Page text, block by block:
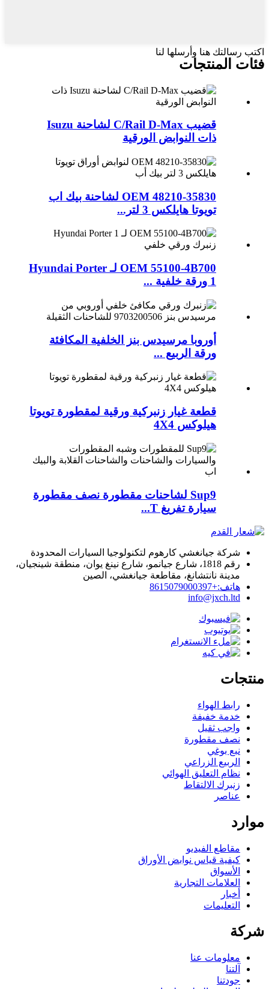
اكتب رسالتك هنا وأرسلها لنا
فئات المنتجات
قضيب C/Rail D-Max لشاحنة Isuzu
ذات النوابض الورقية
OEM 48210-35830 لشاحنة بيك اب
تويوتا هايلكس 3 لتر...
OEM 55100-4B700 لـ Hyundai Porter
1 ورقة خلفية ...
أوروبا مرسيدس بنز الخلفية المكافئة
ورقة الربيع ...
قطعة غيار زنبركية ورقية لمقطورة تويوتا
هيلوكس 4X4
Sup9 لشاحنات مقطورة نصف مقطورة
سيارة تفريغ T...
شركة جيانغشي كارهوم لتكنولوجيا السيارات المحدودة
رقم 1818، شارع جيانمو، شارع نينغ يوان، منطقة شينجيان،
مدينة نانتشانغ، مقاطعة جيانغشي، الصين
هاتف:+8615079000397
info@jxch.ltd
منتجات
رابط الهواء
خدمة خفيفة
واجب ثقيل
نصف مقطورة
نبع بوغي
الربيع الزراعي
نظام التعليق الهوائي
زنبرك الالتقاط
عناصر
موارد
مقاطع الفيديو
كيفية قياس نوابض الأوراق
الأسواق
العلامات التجارية
أخبار
التعليمات
شركة
معلومات عنا
آلتنا
جودتنا